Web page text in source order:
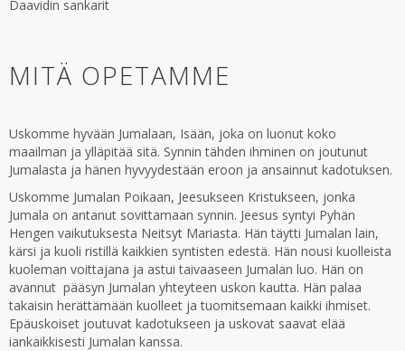
Daavidin sankarit
MITÄ OPETAMME
Uskomme hyvään Jumalaan, Isään, joka on luonut koko
maailman ja ylläpitää sitä. Synnin tähden ihminen on joutunut
Jumalasta ja hänen hyvyydestään eroon ja ansainnut kadotuksen.
Uskomme Jumalan Poikaan, Jeesukseen Kristukseen, jonka
Jumala on antanut sovittamaan synnin. Jeesus syntyi Pyhän
Hengen vaikutuksesta Neitsyt Mariasta. Hän täytti Jumalan lain,
kärsi ja kuoli ristillä kaikkien syntisten edestä. Hän nousi kuolleista
kuoleman voittajana ja astui taivaaseen Jumalan luo. Hän on
avannut pääsyn Jumalan yhteyteen uskon kautta. Hän palaa
takaisin herättämään kuolleet ja tuomitsemaan kaikki ihmiset.
Epäuskoiset joutuvat kadotukseen ja uskovat saavat elää
iankaikkisesti Jumalan kanssa.